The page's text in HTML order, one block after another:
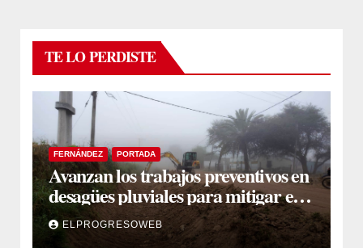
TE LO PERDISTE
FERNÁNDEZ PORTADA
Avanzan los trabajos preventivos en
desagües pluviales para mitigar el
impacto de la temporada de lluvias
ELPROGRESOWEB